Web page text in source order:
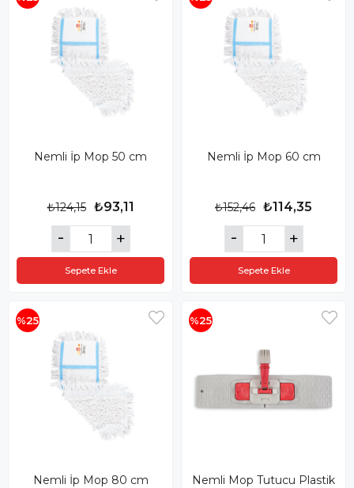
Nemli İp Mop 50 cm
₺93,11
₺124,15
Sepete Ekle
Nemli İp Mop 60 cm
₺114,35
₺152,46
Sepete Ekle
Nemli İp Mop 80 cm
%25
Nemli Mop Tutucu Plastik
%25